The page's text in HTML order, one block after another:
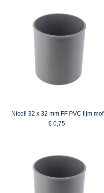
Nicoll 32 x 32 mm FF PVC lijm mof
€ 0,75